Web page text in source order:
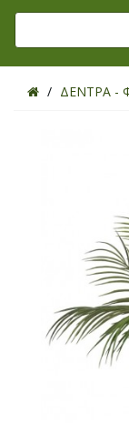
ΔΕΝΤΡΑ -